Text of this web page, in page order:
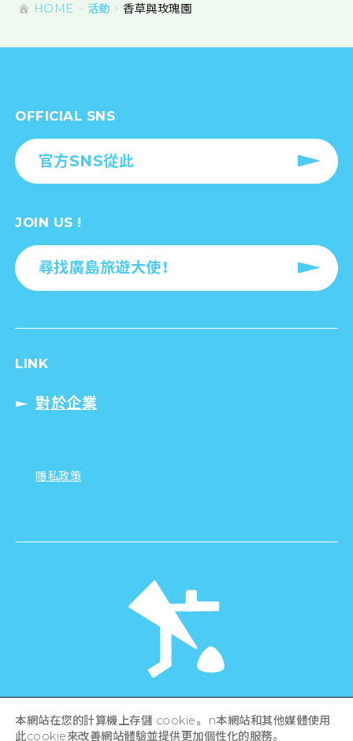
HOME 活動 香草與玫瑰園
OFFICIAL SNS
官方SNS從此
JOIN US !
尋找廣島旅遊大使！
LINK
對於企業
隱私政策
Hiroshima Prefecture / Hiroshima City .
All rights reserved
本網站在您的計算機上存儲 cookie。 n本網站和其他媒體使用
此cookie來改善網站體驗並提供更加個性化的服務。